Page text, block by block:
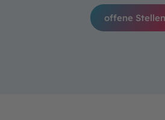
offene Stellen